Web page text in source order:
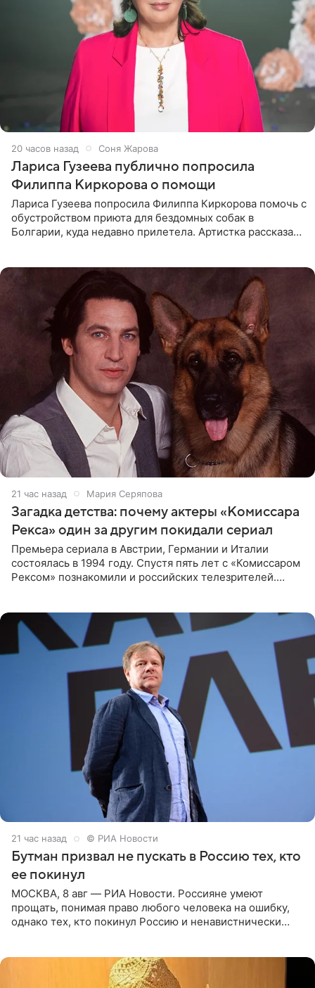
20 часов назад Соня Жарова
Лариса Гузеева публично попросила
Филиппа Киркорова о помощи
Лариса Гузеева попросила Филиппа Киркорова помочь с
обустройством приюта для бездомных собак в
Болгарии, куда недавно прилетела. Артистка рассказала
21 час назад Мария Серяпова
Загадка детства: почему актеры «Комиссара
Рекса» один за другим покидали сериал
Премьера сериала в Австрии, Германии и Италии
состоялась в 1994 году. Спустя пять лет с «Комиссаром
Рексом» познакомили и российских телезрителей.
21 час назад © РИА Новости
Бутман призвал не пускать в Россию тех, кто
ее покинул
МОСКВА, 8 авг — РИА Новости. Россияне умеют
прощать, понимая право любого человека на ошибку,
однако тех, кто покинул Россию и ненавистнически